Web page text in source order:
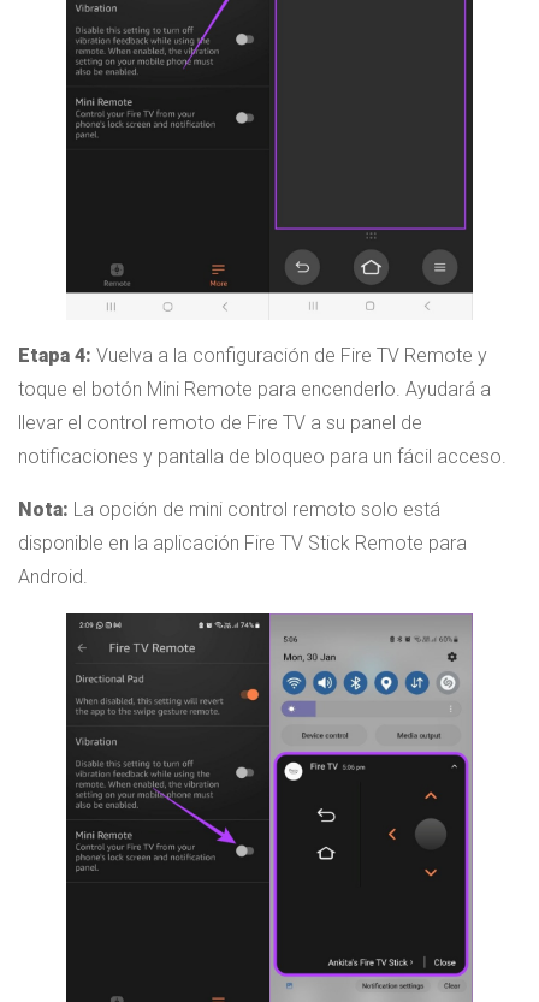
Etapa 4: Vuelva a la configuración de Fire TV Remote y
toque el botón Mini Remote para encenderlo. Ayudará a
llevar el control remoto de Fire TV a su panel de
notificaciones y pantalla de bloqueo para un fácil acceso.
Nota: La opción de mini control remoto solo está
disponible en la aplicación Fire TV Stick Remote para
Android.